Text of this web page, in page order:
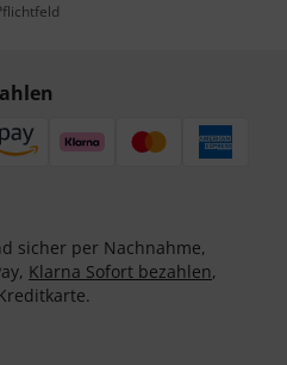
sicher per Nachnahme,
Klarna Sofort bezahlen,